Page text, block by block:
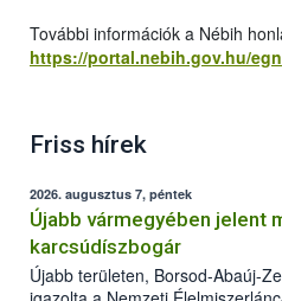
További információk a Nébih
https://portal.nebih.gov.hu/egn
Friss hírek
2026. augusztus 7, péntek
Újabb vármegyében jelent
karcsúdíszbogár
Újabb területen, Borsod-Abaúj-